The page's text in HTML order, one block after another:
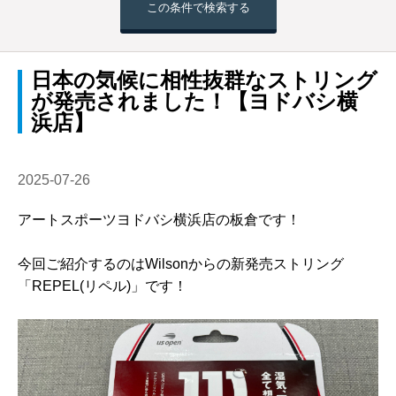
この条件で検索する
日本の気候に相性抜群なストリング
が発売されました！【ヨドバシ横
浜店】
2025-07-26
アートスポーツヨドバシ横浜店の板倉です！
今回ご紹介するのはWilsonからの新発売ストリング
「REPEL(リペル)」です！